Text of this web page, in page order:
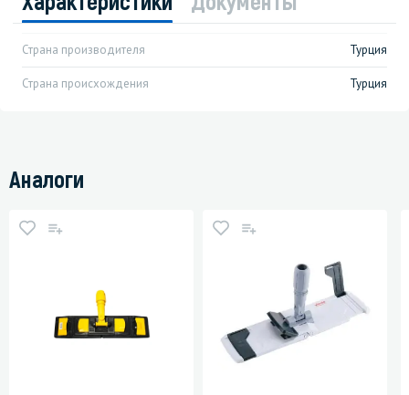
Страна производителя Турция
Страна происхождения Турция
Аналоги